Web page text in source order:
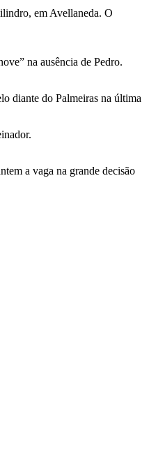
em Avellaneda. O
na ausência de Pedro.
diante do Palmeiras na última
a vaga na grande decisão